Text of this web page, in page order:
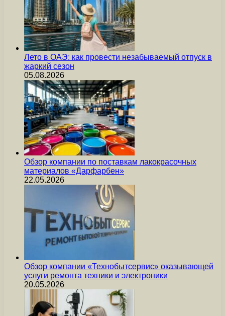
Лето в ОАЭ: как провести незабываемый отпуск в
жаркий сезон
05.08.2026
Обзор компании по поставкам лакокрасочных
материалов «Дарфарбен»
22.05.2026
Обзор компании «Технобытсервис» оказывающей
услуги ремонта техники и электроники
20.05.2026